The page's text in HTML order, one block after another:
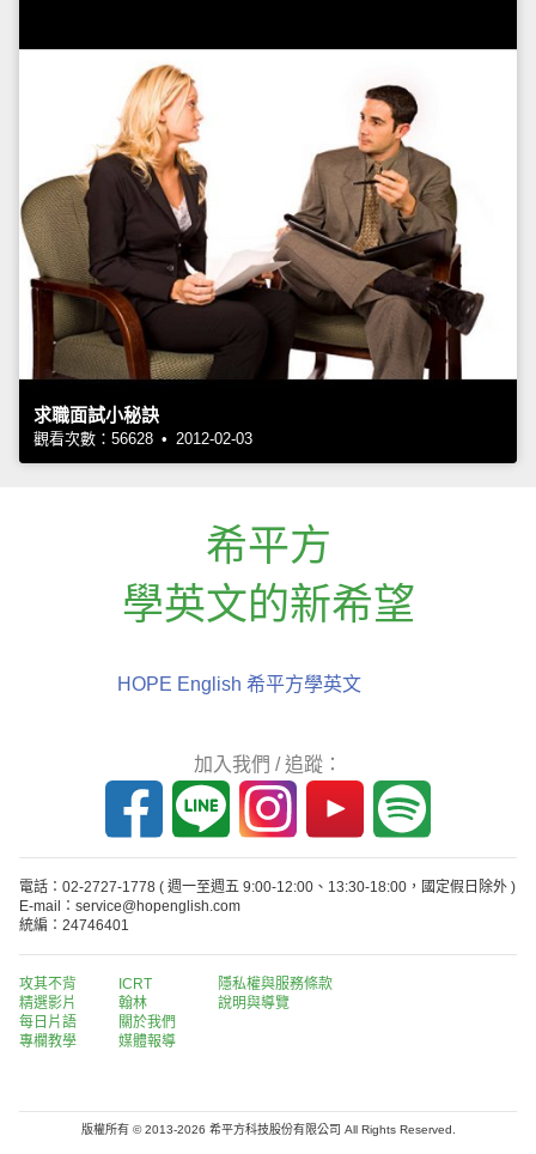
求職面試小秘訣
觀看次數：56628 • 2012-02-03
希平方
學英文的新希望
HOPE English 希平方學英文
加入我們 / 追蹤：
電話：02-2727-1778 ( 週一至週五 9:00-12:00、13:30-18:00，國定假日除外 )
E-mail：service@hopenglish.com
統編：24746401
攻其不背
精選影片
每日片語
專欄教學
ICRT
翰林
關於我們
媒體報導
隱私權與服務條款
說明與導覽
版權所有 © 2013-2026 希平方科技股份有限公司 All Rights Reserved.